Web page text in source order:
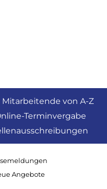
Mitarbeitende von A-Z
Terminvergabe
Angebote